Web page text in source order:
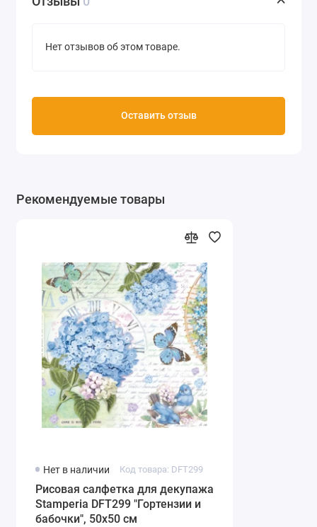
Нет отзывов об этом товаре.
Оставить отзыв
Рекомендуемые товары
Нет в наличии Код товара: DFT299
Рисовая салфетка для декупажа
Stamperia DFT299 "Гортензии и
бабочки", 50х50 см